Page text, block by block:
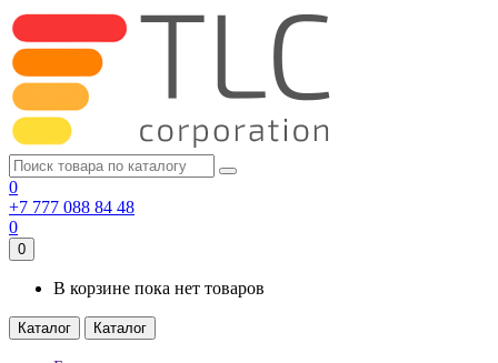
0
+7 777 088 84 48
0
0
В корзине пока нет товаров
Каталог Каталог